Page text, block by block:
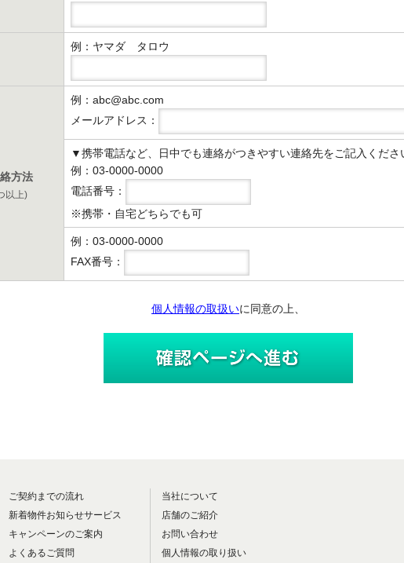
例：ヤマダ タロウ
方法
以上)
例：abc@abc.com
メールアドレス：
▼携帯電話など、日中でも連絡がつきやすい連絡先をご記入くださ
例：03-0000-0000
電話番号：
※携帯・自宅どちらでも可
例：03-0000-0000
FAX番号：
個人情報の取扱いに同意の上、
ご契約までの流れ
新着物件お知らせサービス
キャンペーンのご案内
よくあるご質問
当社について
店舗のご紹介
お問い合わせ
個人情報の取り扱い